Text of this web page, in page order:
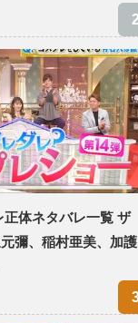
正体ネタバレ一覧 ザ
彌、稲村亜美、加護